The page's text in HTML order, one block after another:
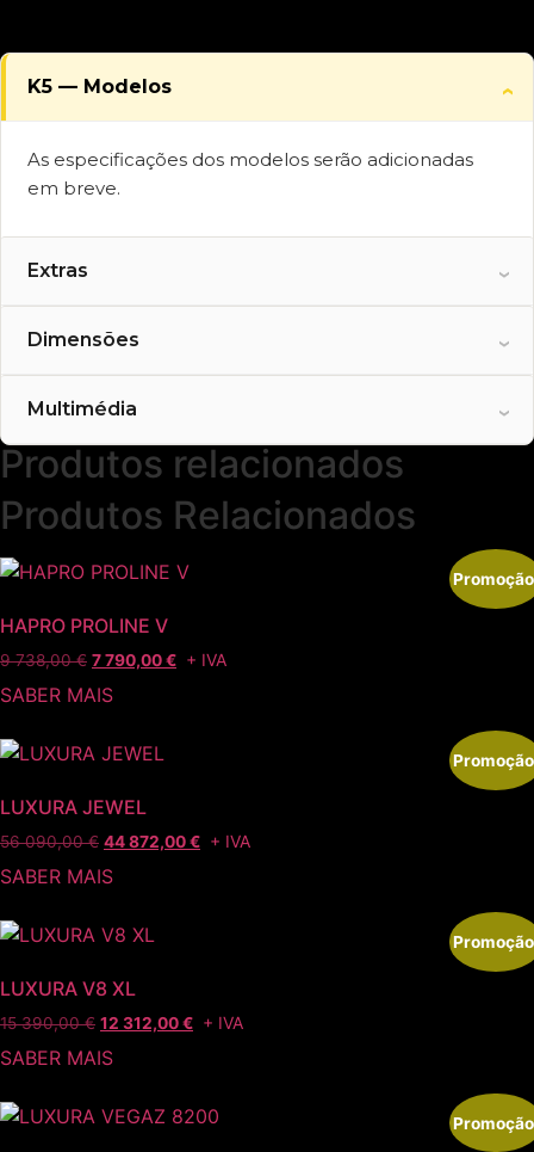
K5 — Modelos
As especificações dos modelos serão adicionadas
em breve.
Extras
adicionadas em breve.
Dimensões
Multimédia
Produtos relacionados
Produtos Relacionados
HAPRO PROLINE V
9 738,00€ 7 790,00€ + IVA
SABER MAIS
LUXURA JEWEL
56 090,00€ 44 872,00€ + IVA
SABER MAIS
LUXURA V8 XL
15 390,00€ 12 312,00€ + IVA
SABER MAIS